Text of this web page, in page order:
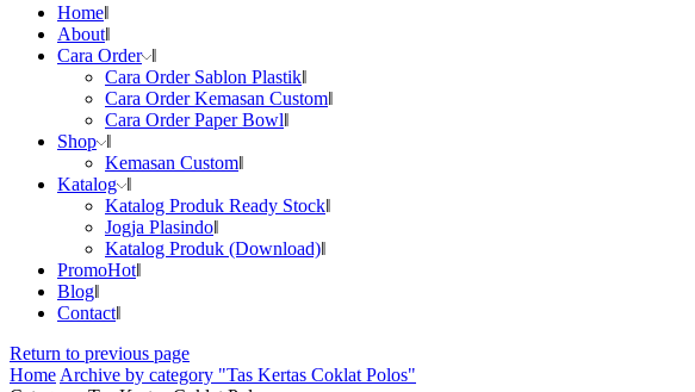
Home
About
Cara Order
Cara Order Sablon Plastik
Cara Order Kemasan Custom
Cara Order Paper Bowl
Shop
Kemasan Custom
Katalog
Katalog Produk Ready Stock
Jogja Plasindo
Katalog Produk (Download)
PromoHot
Blog
Contact
Return to previous page
Home Archive by category "Tas Kertas Coklat Polos"